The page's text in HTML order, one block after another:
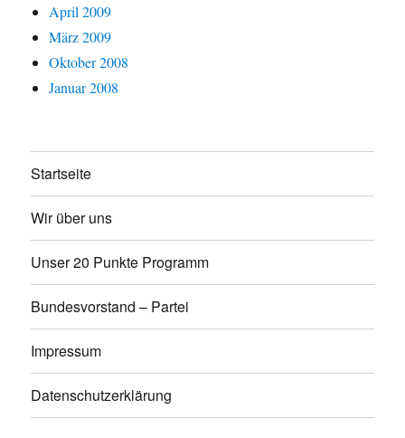
April 2009
März 2009
Oktober 2008
Januar 2008
Startseite
Wir über uns
Unser 20 Punkte Programm
Bundesvorstand – Partei
Impressum
Datenschutzerklärung